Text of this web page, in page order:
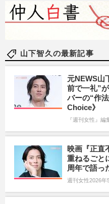
山下智久の最新記事
元NEWS山
前で一礼”
バーの“作
Choice》
『週刊女性』編
映画『正直
重ねるごと
周年で語っ
週刊女性2026年